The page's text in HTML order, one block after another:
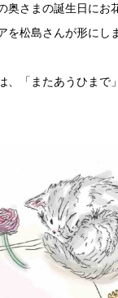
奥さまの誕生日にお
を松島さんが形にし
、「またあうひまで